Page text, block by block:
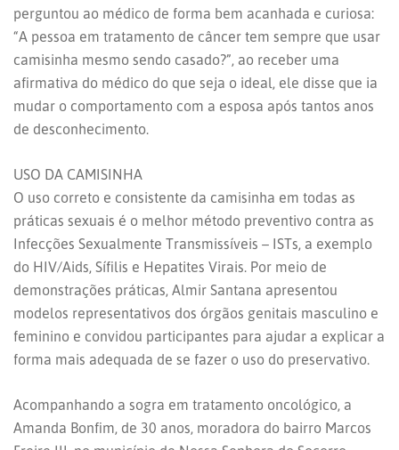
perguntou ao médico de forma bem acanhada e curiosa:
“A pessoa em tratamento de câncer tem sempre que usar
camisinha mesmo sendo casado?”, ao receber uma
afirmativa do médico do que seja o ideal, ele disse que ia
mudar o comportamento com a esposa após tantos anos
de desconhecimento.
USO DA CAMISINHA
O uso correto e consistente da camisinha em todas as
práticas sexuais é o melhor método preventivo contra as
Infecções Sexualmente Transmissíveis – ISTs, a exemplo
do HIV/Aids, Sífilis e Hepatites Virais. Por meio de
demonstrações práticas, Almir Santana apresentou
modelos representativos dos órgãos genitais masculino e
feminino e convidou participantes para ajudar a explicar a
forma mais adequada de se fazer o uso do preservativo.
Acompanhando a sogra em tratamento oncológico, a
Amanda Bonfim, de 30 anos, moradora do bairro Marcos